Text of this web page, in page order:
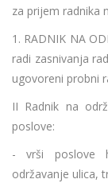
za prijem radnika
1. RADNIK NA
radi zasnivanja
ugovoreni probni
II Radnik na
poslove:
- vrši poslove
održavanje ulica,